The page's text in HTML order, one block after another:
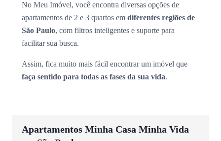
No Meu Imóvel, você encontra diversas opções de
apartamentos de 2 e 3 quartos em diferentes regiões de
São Paulo, com filtros inteligentes e suporte para
facilitar sua busca.
Assim, fica muito mais fácil encontrar um imóvel que
faça sentido para todas as fases da sua vida.
Apartamentos Minha Casa Minha Vida